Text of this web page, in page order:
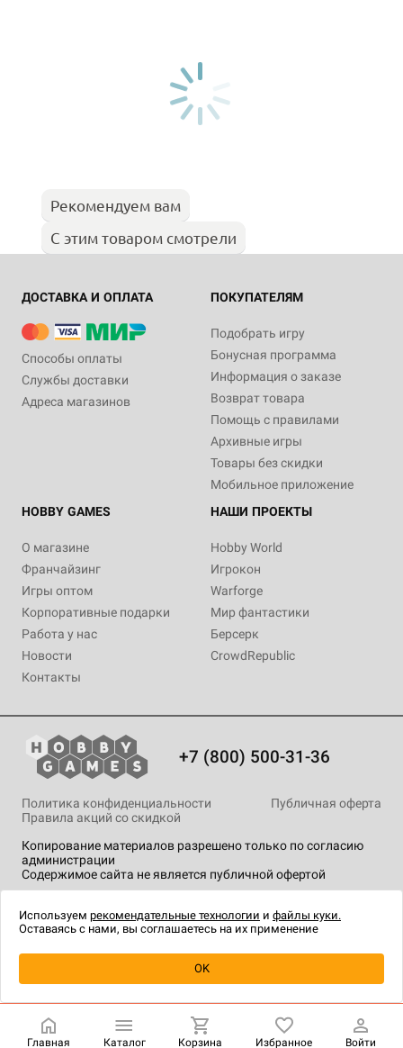
Уведомить о наличии
Рекомендуем вам
С этим товаром смотрели
ДОСТАВКА И ОПЛАТА
Способы оплаты
Службы доставки
Адреса магазинов
ПОКУПАТЕЛЯМ
Подобрать игру
Бонусная программа
Информация о заказе
Возврат товара
Помощь с правилами
Архивные игры
Товары без скидки
Мобильное приложение
HOBBY GAMES
О магазине
Франчайзинг
Игры оптом
Корпоративные подарки
Работа у нас
Новости
Контакты
НАШИ ПРОЕКТЫ
Hobby World
Игрокон
Warforge
Мир фантастики
Берсерк
CrowdRepublic
+7 (800) 500-31-36
Копирование материалов разрешено только по согласию
администрации
Содержимое сайта не является публичной офертой
Политика конфиденциальности
Публичная оферта
Правила акций со скидкой
технологии.
Главная Каталог Корзина Избранное Войти
Используем рекомендательные технологии и файлы куки.
Оставаясь с нами, вы соглашаетесь на их применение
OK